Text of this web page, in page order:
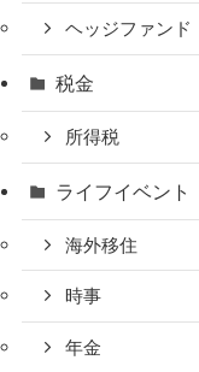
ヘッジファンド
税金
所得税
ライフイベント
海外移住
時事
年金